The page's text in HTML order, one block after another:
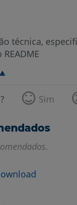
técnica,
Sim